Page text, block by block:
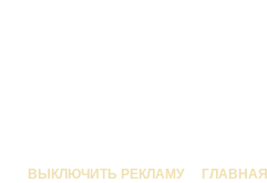
ВЫКЛЮЧИТЬ РЕКЛАМУ ГЛАВНАЯ